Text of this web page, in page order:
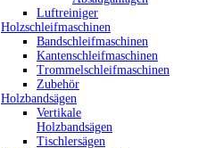
Luftreiniger
Holzschleifmaschinen
Bandschleifmaschinen
Kantenschleifmaschinen
Trommelschleifmaschinen
Zubehör
Holzbandsägen
Vertikale
Holzbandsägen
Tischlersägen